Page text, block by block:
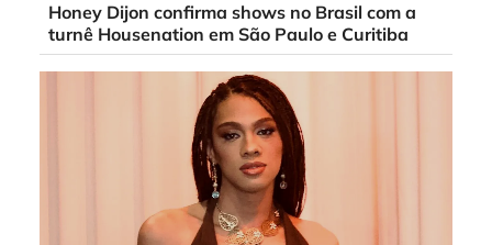
Honey Dijon confirma shows no Brasil com a
turnê Housenation em São Paulo e Curitiba